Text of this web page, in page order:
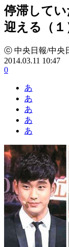
停滞して
迎える（１
ⓒ 中央日報/中央
2014.03.11 10:47
0
あ
あ
あ
あ
あ